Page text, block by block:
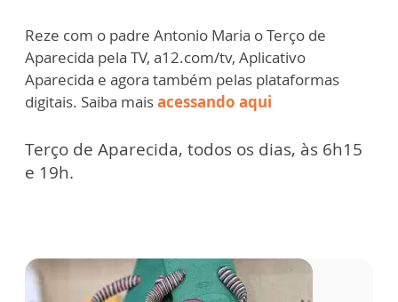
Reze com o padre Antonio Maria o Terço de
Aparecida pela TV, a12.com/tv, Aplicativo
Aparecida e agora também pelas plataformas
digitais. Saiba maisacessando aqui
Terço de Aparecida, todos os dias, às 6h15
e 19h.